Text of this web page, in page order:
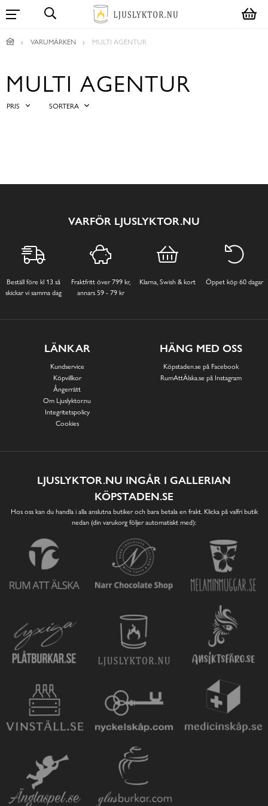
VARUMÄRKEN MULTI AGENTUR
MULTI AGENTUR
PRIS SORTERA
VARFÖR LJUSLYKTOR.NU
Beställ före kl 13 så
skickar vi samma dag
Fraktfritt över 799 kr,
annars 59 - 79 kr
Klarna, Swish & kort Öppet köp 60 dagar
LÄNKAR
Kundservice
Köpvillkor
Ångerrätt
Om Ljuslyktor.nu
Integritetspolicy
Cookies
HÄNG MED OSS
Köpstaden.se på Facebook
RumAttÄlska.se på Instagram
LJUSLYKTOR.NU INGÅR I GALLERIAN
KÖPSTADEN.SE
Hos oss kan du handla i alla anslutna butiker och bara betala en frakt. Klicka på valfri butik
nedan (din varukorg följer automatiskt med):